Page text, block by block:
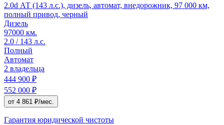
2.0d АТ (143 л.с.), дизель, автомат, внедорожник, 97 000 км,
полный привод, черный
Дизель
97000 км.
2.0 / 143 л.с.
Полный
Автомат
2 владельца
444 900 ₽
552 000 ₽
от 4 861 ₽/мес.
Гарантия юридической чистоты